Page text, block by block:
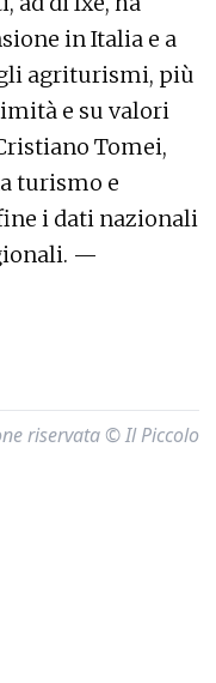
in Italia e a
agriturismi, più
e su valori
Tomei,
turismo e
i dati nazionali
—
riservata © Il Piccolo